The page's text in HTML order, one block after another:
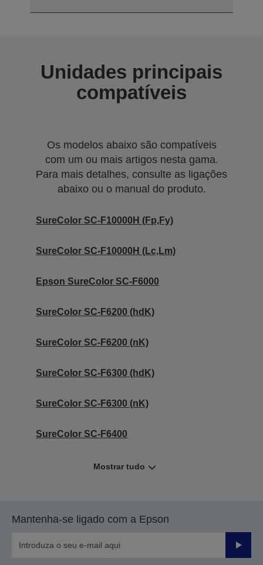
Unidades principais
compatíveis
Os modelos abaixo são compatíveis
com um ou mais artigos nesta gama.
Para mais detalhes, consulte as ligações
abaixo ou o manual do produto.
SureColor SC-F10000H (Fp,Fy)
SureColor SC-F10000H (Lc,Lm)
Epson SureColor SC-F6000
SureColor SC-F6200 (hdK)
SureColor SC-F6200 (nK)
SureColor SC-F6300 (hdK)
SureColor SC-F6300 (nK)
SureColor SC-F6400
Mostrar tudo
Mantenha-se ligado com a Epson
Enviar